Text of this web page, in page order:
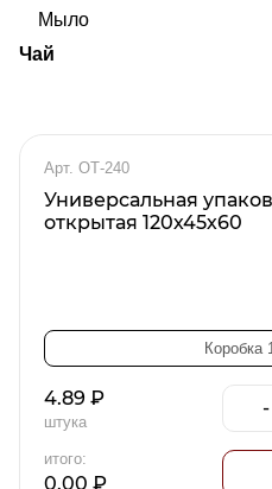
Мыло
Чай
Арт. ОТ-240
Универсальная
открытая 120х45х60
Коробка
4.89 ₽
штука
-
итого:
0.00 ₽